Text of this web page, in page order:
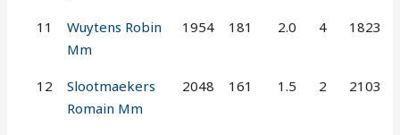
11
Wuytens Robin
Mm
1954 181 2.0 4 1823
12
Slootmaekers
Romain Mm
2048 161 1.5 2 2103